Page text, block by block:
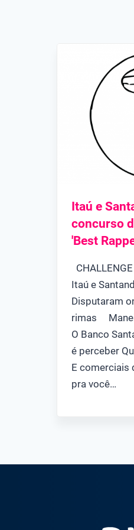
Itaú e
concurso
'Best
Itaú e
Disputaram
rimas
O Banco
é perceber
E comerciais
pra você…